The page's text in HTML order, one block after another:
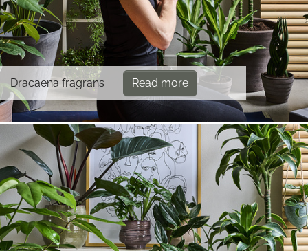
Dracaena fragrans Read more